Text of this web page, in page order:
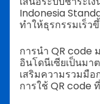
Indonesia
ทำให้ธุรกรรมเร็ว
การนำ QR code
อินโดนีเซียเป็นมา
เสริมความรวมมือ
การใช้ QR code